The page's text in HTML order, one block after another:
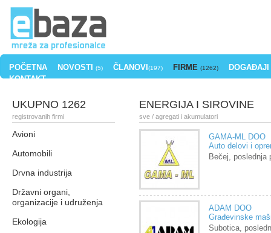
POČETNA NOVOSTI (5) ČLANOVI (197) FIRME (1262)
DOGAĐAJI
KONTAKT
UKUPNO 1262
registrovanih firmi
Avioni
Automobili
Drvna industrija
Državni organi,
organizacije i udruženja
Ekologija
ENERGIJA I SIROVINE
sve / agregati i akumulatori
GAMA-ML DOO
Auto delovi i
Bečej, poslednja
ADAM DOO
Građevinske
Subotica,